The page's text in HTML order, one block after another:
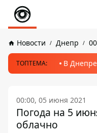
Новости Днепр
ТОПТЕМА: В
00:00, 05 июня 2021
Погода на 5
облачно